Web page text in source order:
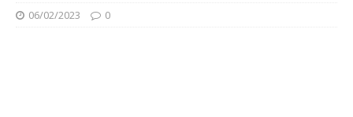
06/02/2023 0